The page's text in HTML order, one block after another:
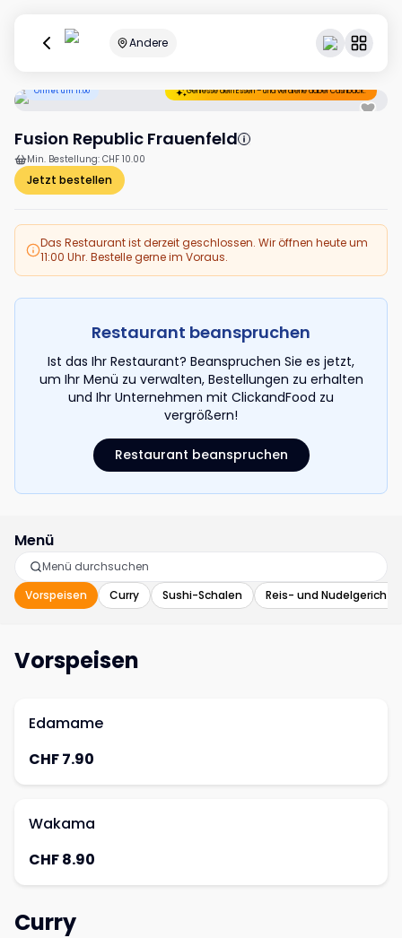
Andere
Öffnet um 11:00 Geniesse dein Essen – und verdiene dabei Cashback.
Fusion Republic Frauenfeld
Min. Bestellung: CHF 10.00
Jetzt bestellen
Das Restaurant ist derzeit geschlossen. Wir öffnen heute um
11:00 Uhr. Bestelle gerne im Voraus.
Restaurant beanspruchen
Ist das Ihr Restaurant? Beanspruchen Sie es jetzt,
um Ihr Menü zu verwalten, Bestellungen zu erhalten
und Ihr Unternehmen mit ClickandFood zu
vergrößern!
Restaurant beanspruchen
Menü
Vorspeisen Curry Sushi-Schalen Reis- und Nudelgerichte
Vorspeisen
Edamame
CHF 7.90
Wakama
CHF 8.90
Curry